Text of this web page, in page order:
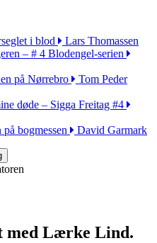
i blod
Lars Thomassen
– # 4 Blodengel-serien
på Nørrebro
Tom Peder
døde – Sigga Freitag #4
på bogmessen
David Garmark
med Lærke Lind.